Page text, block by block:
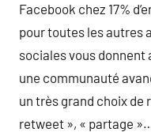
Facebook chez 17%
pour toutes les autres
sociales vous donnent
une communauté
un très grand choix de
retweet », « partage